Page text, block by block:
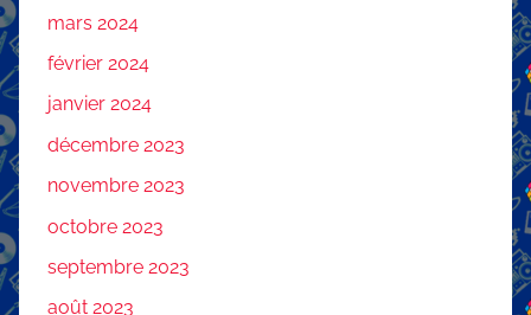
mars 2024
février 2024
janvier 2024
décembre 2023
novembre 2023
octobre 2023
septembre 2023
août 2023